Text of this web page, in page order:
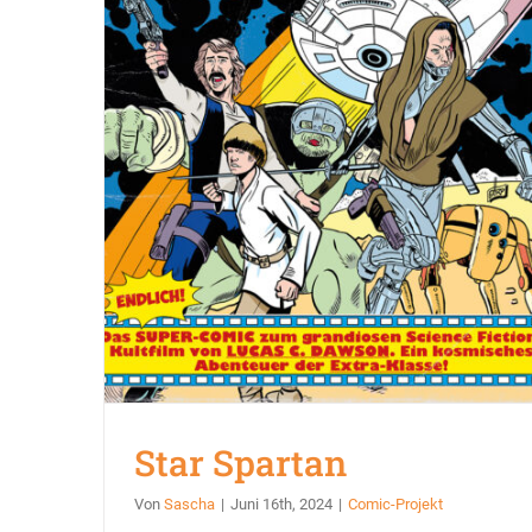
Star Spartan
Von Sascha | Juni 16th, 2024 | Comic-Projekt